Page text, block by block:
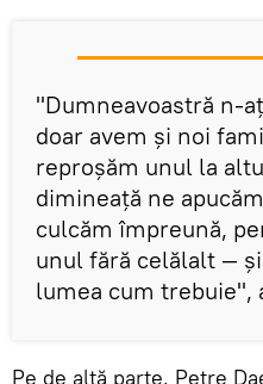
"Dumneavoastră n-
doar avem şi noi
reproşăm unul la
dimineaţă ne
culcăm împreună,
unul fără celălalt —
lumea cum
Pe de altă parte, Petre